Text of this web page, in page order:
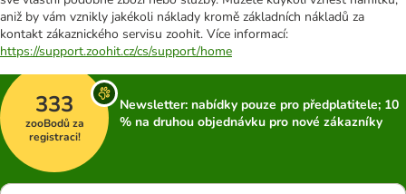
aniž by vám vznikly jakékoli náklady kromě základních nákladů za
kontakt zákaznického servisu zoohit. Více informací:
https://support.zoohit.cz/cs/support/home
333
zooBodů za
registraci!
Newsletter: nabídky pouze pro předplatitele; 10
% na druhou objednávku pro nové zákazníky